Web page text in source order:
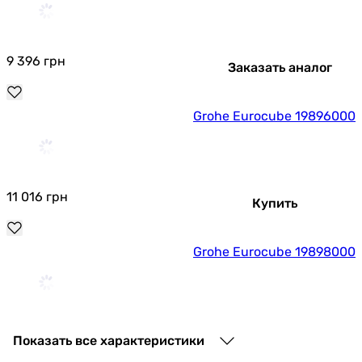
9 396 грн Заказать аналог
Grohe Eurocube 19896000
11 016 грн Купить
Grohe Eurocube 19898000
10 206
Показать все характеристики